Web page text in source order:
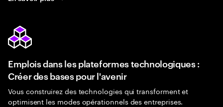
Emplois dans les plateformes technologiques :
Créer des bases pour l'avenir
Vous construirez des technologies qui transforment et
optimisent les modes opérationnels des entreprises.